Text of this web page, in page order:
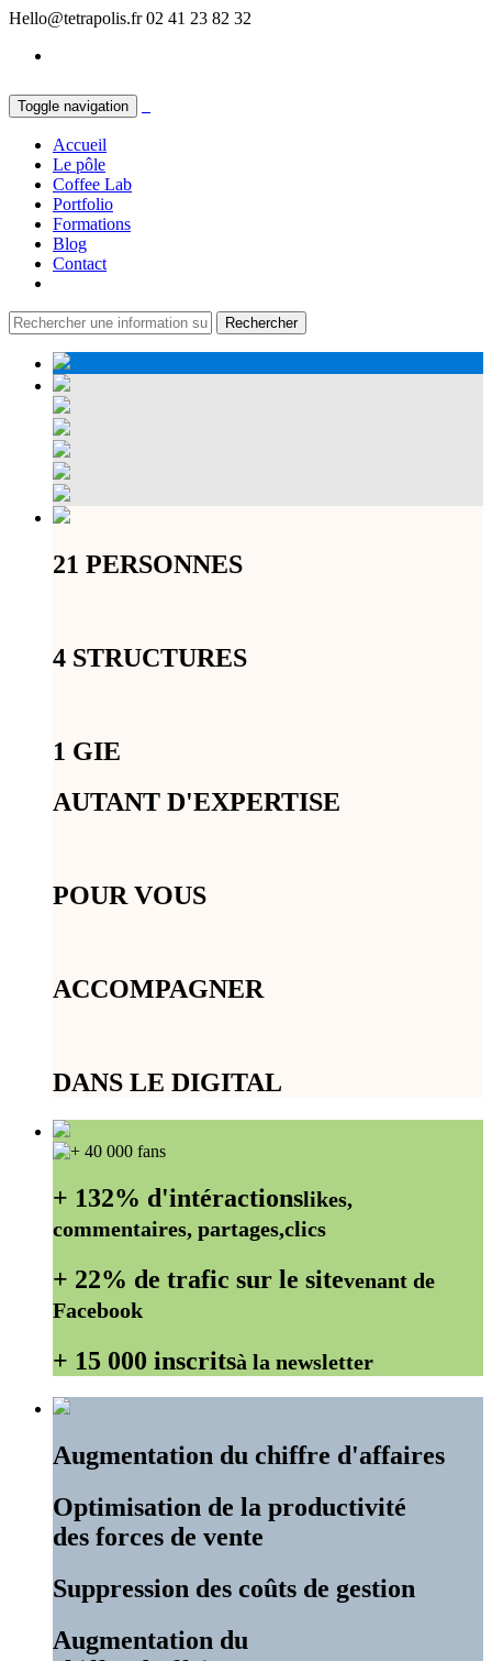
Hello@tetrapolis.fr 02 41 23 82 32
Toggle navigation
Accueil
Le pôle
Coffee Lab
Portfolio
Formations
Blog
Contact
21 PERSONNES
4 STRUCTURES
1 GIE
AUTANT D'EXPERTISE
POUR VOUS
ACCOMPAGNER
DANS LE DIGITAL
+ 132% d'intéractionslikes,
commentaires, partages,clics
+ 22% de trafic sur le sitevenant de
Facebook
+ 15 000 inscritsà la newsletter
Augmentation du chiffre d'affaires
Optimisation de la productivité
des forces de vente
Suppression des coûts de gestion
Augmentation du